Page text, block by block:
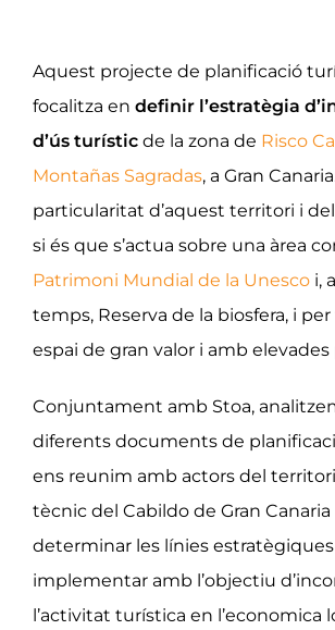
Aquest projecte de planificació
focalitza en definir l’estratègia
d’ús turístic de la zona de Risco
Montañas Sagradas, a Gran
particularitat d’aquest territori i
si és que s’actua sobre una àrea
Patrimoni Mundial de la Unesco i,
temps, Reserva de la biosfera, i
espai de gran valor i amb
Conjuntament amb Stoa,
diferents documents de
ens reunim amb actors del
tècnic del Cabildo de Gran Canaria
determinar les línies estratègiques
implementar amb l’objectiu
l’activitat turística en l’economica